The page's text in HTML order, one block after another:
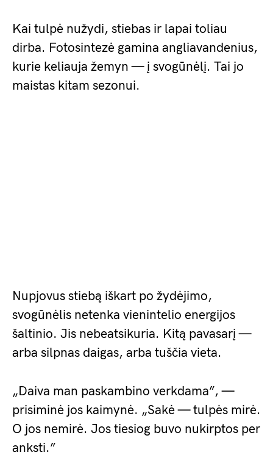
Kai tulpė nužydi, stiebas ir lapai toliau
dirba. Fotosintezė gamina angliavandenius,
kurie keliauja žemyn — į svogūnėlį. Tai jo
maistas kitam sezonui.
Nupjovus stiebą iškart po žydėjimo,
svogūnėlis netenka vienintelio energijos
šaltinio. Jis nebeatsikuria. Kitą pavasarį —
arba silpnas daigas, arba tuščia vieta.
„Daiva man paskambino verkdama”, —
prisiminė jos kaimynė. „Sakė — tulpės mirė.
O jos nemirė. Jos tiesiog buvo nukirptos per
anksti.”